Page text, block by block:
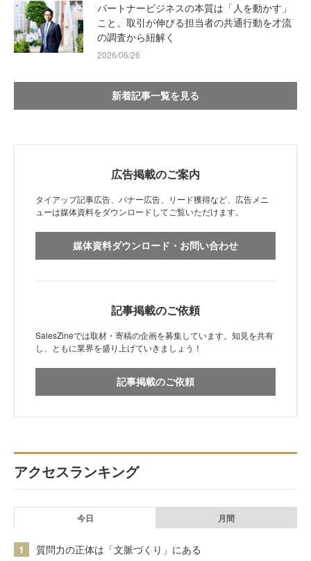
パートナービジネスの本質は「人を動かす」
こと。取引が伸びる担当者の共通行動を才流
の調査から紐解く
2026/06/26
新着記事一覧を見る
広告掲載のご案内
タイアップ記事広告、バナー広告、リード獲得など、広告メニ
ューは媒体資料をダウンロードしてご覧いただけます。
媒体資料ダウンロード・お問い合わせ
記事掲載のご依頼
SalesZineでは取材・寄稿の企画を募集しています。知見を共有
し、ともに業界を盛り上げていきましょう！
記事掲載のご依頼
アクセスランキング
今日 月間
1 質問力の正体は「文脈づくり」にある